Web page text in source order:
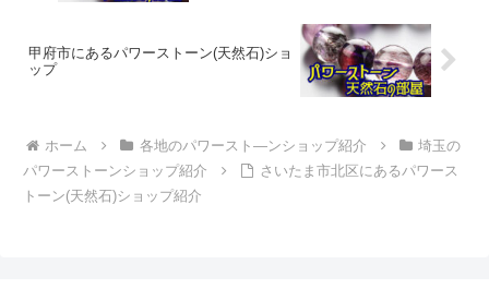
甲府市にあるパワーストーン(天然石)ショ
ップ
ホーム 各地のパワースト―ンショップ紹介
埼玉の
パワーストーンショップ紹介
さいたま市北区にあるパワース
トーン(天然石)ショップ紹介